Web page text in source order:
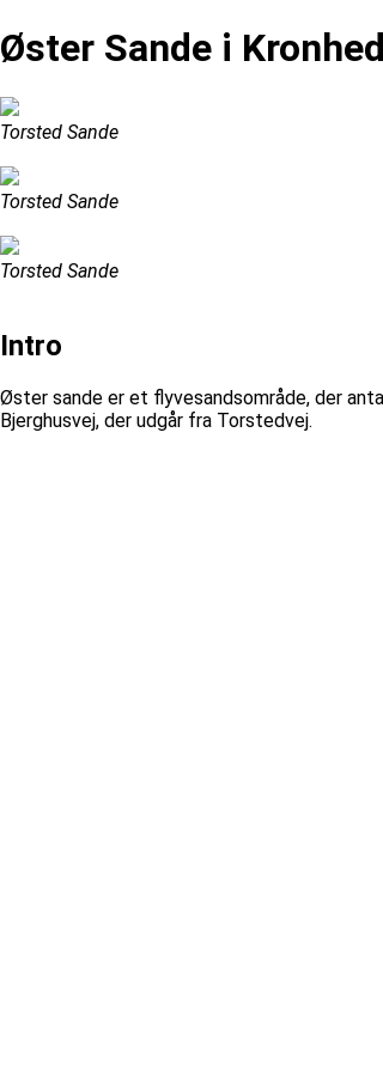
Øster Sande i
Torsted Sande
Torsted Sande
Torsted Sande
Intro
Øster sande er et flyvesandsområde, der
Bjerghusvej, der udgår fra Torstedvej.